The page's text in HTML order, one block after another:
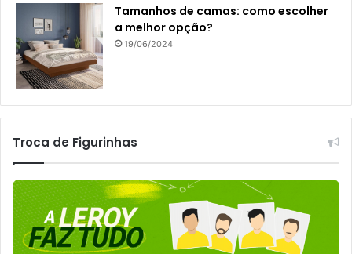
Tamanhos de camas: como escolher
a melhor opção?
19/06/2024
Troca de Figurinhas